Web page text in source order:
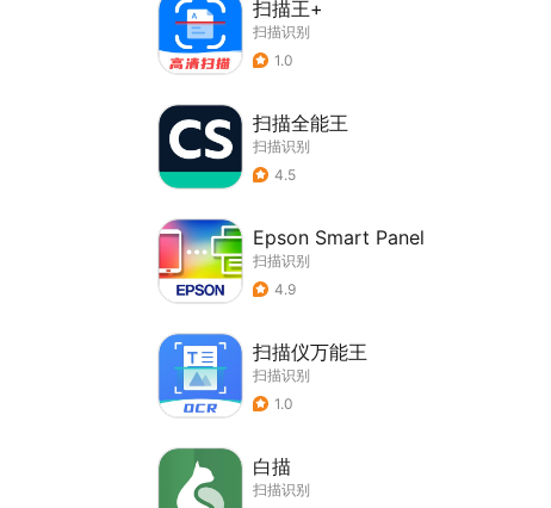
扫描王+
扫描识别
1.0
扫描全能王
扫描识别
4.5
Epson Smart Panel
扫描识别
4.9
扫描仪万能王
扫描识别
1.0
白描
扫描识别